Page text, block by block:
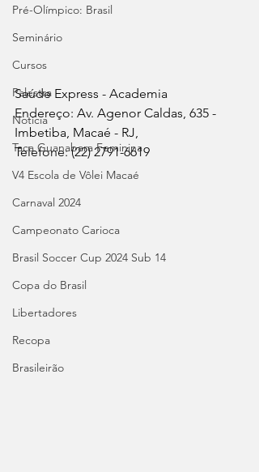
Pré-Olímpico: Brasil
Seminário
Cursos
Palestra
Notícia
Taça Guanabara Feminina
V4 Escola de Vôlei Macaé
Carnaval 2024
Campeonato Carioca
Brasil Soccer Cup 2024 Sub 14
Copa do Brasil
Libertadores
Recopa
Brasileirão
Saúde Express - Academia
Endereço: Av. Agenor Caldas, 635 -
Imbetiba, Macaé - RJ,
Telefone: (22) 2791-6619